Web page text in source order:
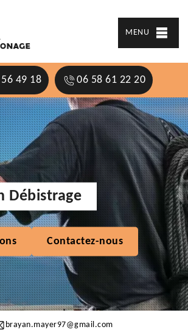
MENU
49 18 06 58 61 22 20
brayan.mayer97@gmail.com
Débistrage
Contactez-nous